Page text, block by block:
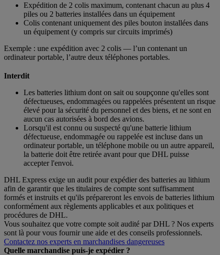
Expédition de 2 colis maximum, contenant chacun au plus 4
piles ou 2 batteries installées dans un équipement
Colis contenant uniquement des piles bouton installées dans
un équipement (y compris sur circuits imprimés)
Exemple : une expédition avec 2 colis — l’un contenant un
ordinateur portable, l’autre deux téléphones portables.
Interdit
Les batteries lithium dont on sait ou soupçonne qu'elles sont
défectueuses, endommagées ou rappelées présentent un risque
élevé pour la sécurité du personnel et des biens, et ne sont en
aucun cas autorisées à bord des avions.
Lorsqu'il est connu ou suspecté qu'une batterie lithium
défectueuse, endommagée ou rappelée est incluse dans un
ordinateur portable, un téléphone mobile ou un autre appareil,
la batterie doit être retirée avant pour que DHL puisse
accepter l'envoi.
DHL Express exige un audit pour expédier des batteries au lithium
afin de garantir que les titulaires de compte sont suffisamment
formés et instruits et qu'ils prépareront les envois de batteries lithium
conformément aux règlements applicables et aux politiques et
procédures de DHL.
Vous souhaitez que votre compte soit audité par DHL ? Nos experts
sont là pour vous fournir une aide et des conseils professionnels.
Contactez nos experts en marchandises dangereuses
Quelle marchandise puis-je expédier ?